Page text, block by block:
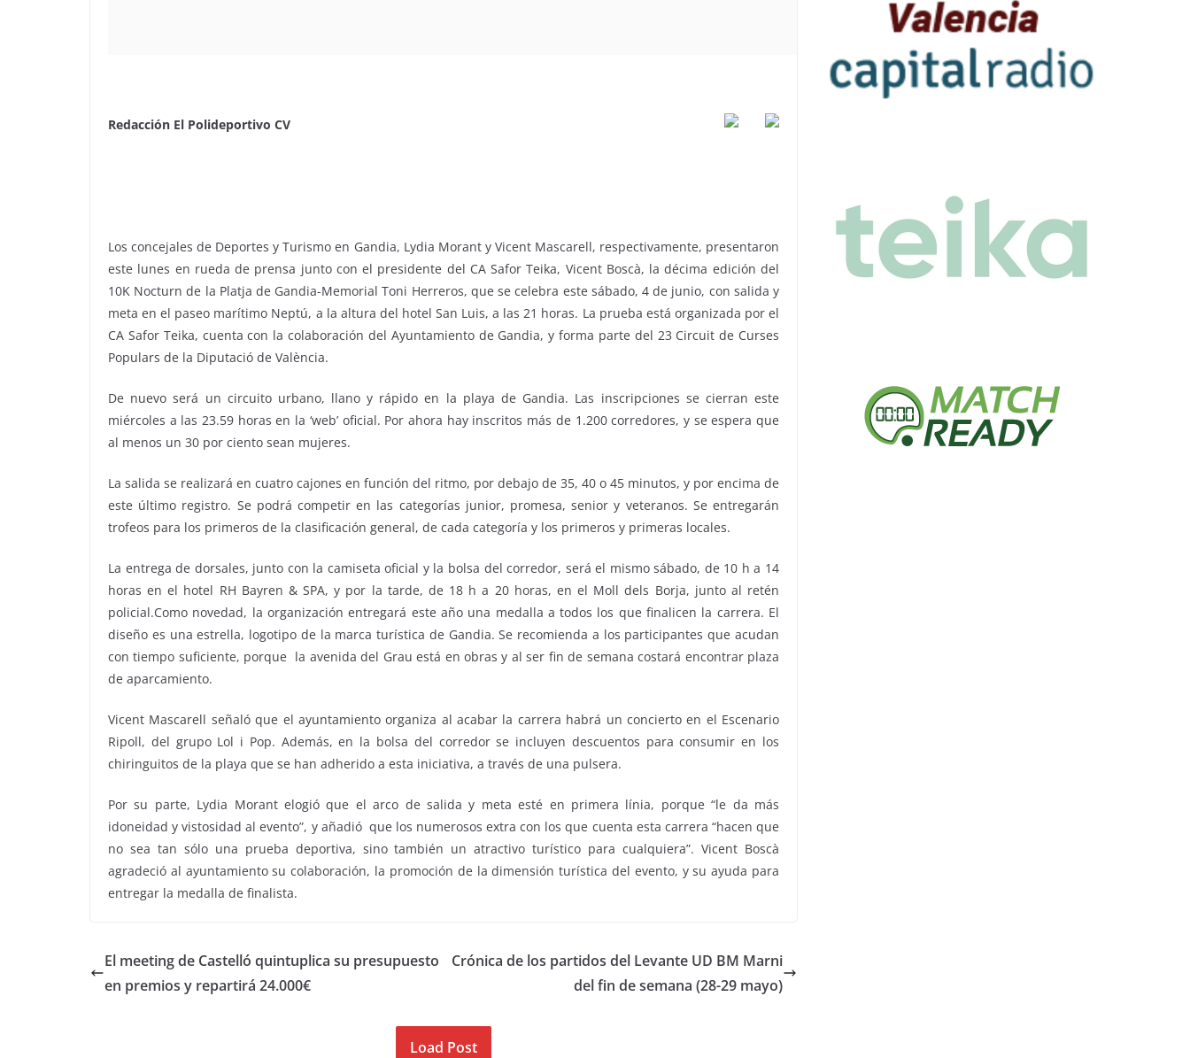
Redacción El Polideportivo CV
Los concejales de Deportes y Turismo en Gandia, Lydia Morant y Vicent Mascarell, respectivamente, presentaron
este lunes en rueda de prensa junto con el presidente del CA Safor Teika, Vicent Boscà, la décima edición del
10K Nocturn de la Platja de Gandia-Memorial Toni Herreros, que se celebra este sábado, 4 de junio, con salida y
meta en el paseo marítimo Neptú, a la altura del hotel San Luis, a las 21 horas. La prueba está organizada por el
CA Safor Teika, cuenta con la colaboración del Ayuntamiento de Gandia, y forma parte del 23 Circuit de Curses
Populars de la Diputació de València.
De nuevo será un circuito urbano, llano y rápido en la playa de Gandia. Las inscripciones se cierran este
miércoles a las 23.59 horas en la ‘web’ oficial. Por ahora hay inscritos más de 1.200 corredores, y se espera que
al menos un 30 por ciento sean mujeres.
La salida se realizará en cuatro cajones en función del ritmo, por debajo de 35, 40 o 45 minutos, y por encima de
este último registro. Se podrá competir en las categorías junior, promesa, senior y veteranos. Se entregarán
trofeos para los primeros de la clasificación general, de cada categoría y los primeros y primeras locales.
La entrega de dorsales, junto con la camiseta oficial y la bolsa del corredor, será el mismo sábado, de 10 h a 14
horas en el hotel RH Bayren & SPA, y por la tarde, de 18 h a 20 horas, en el Moll dels Borja, junto al retén
policial.Como novedad, la organización entregará este año una medalla a todos los que finalicen la carrera. El
diseño es una estrella, logotipo de la marca turística de Gandia. Se recomienda a los participantes que acudan
con tiempo suficiente, porque la avenida del Grau está en obras y al ser fin de semana costará encontrar plaza
de aparcamiento.
Vicent Mascarell señaló que el ayuntamiento organiza al acabar la carrera habrá un concierto en el Escenario
Ripoll, del grupo Lol i Pop. Además, en la bolsa del corredor se incluyen descuentos para consumir en los
chiringuitos de la playa que se han adherido a esta iniciativa, a través de una pulsera.
Por su parte, Lydia Morant elogió que el arco de salida y meta esté en primera línia, porque “le da más
idoneidad y vistosidad al evento”, y añadió que los numerosos extra con los que cuenta esta carrera “hacen que
no sea tan sólo una prueba deportiva, sino también un atractivo turístico para cualquiera”. Vicent Boscà
agradeció al ayuntamiento su colaboración, la promoción de la dimensión turística del evento, y su ayuda para
entregar la medalla de finalista.
El meeting de Castelló quintuplica su presupuesto
en premios y repartirá 24.000€
Crónica de los partidos del Levante UD BM Marni
del fin de semana (28-29 mayo)
Load Post